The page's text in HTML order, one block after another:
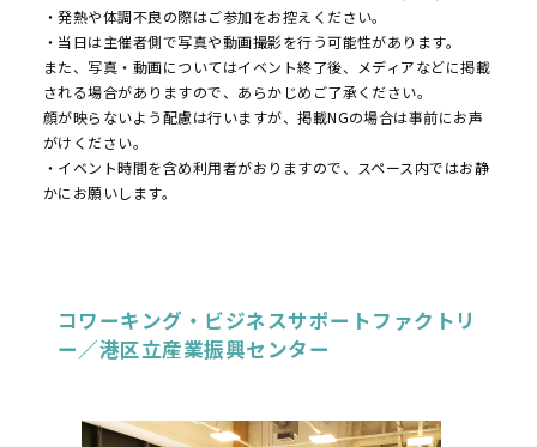
・発熱や体調不良の際はご参加をお控えください。
・当日は主催者側で写真や動画撮影を行う可能性があります。
また、写真・動画についてはイベント終了後、メディアなどに掲載
される場合がありますので、あらかじめご了承ください。
顔が映らないよう配慮は行いますが、掲載NGの場合は事前にお声
がけください。
・イベント時間を含め利用者がおりますので、スペース内ではお静
かにお願いします。
コワーキング・ビジネスサポートファクトリ
ー／港区立産業振興センター